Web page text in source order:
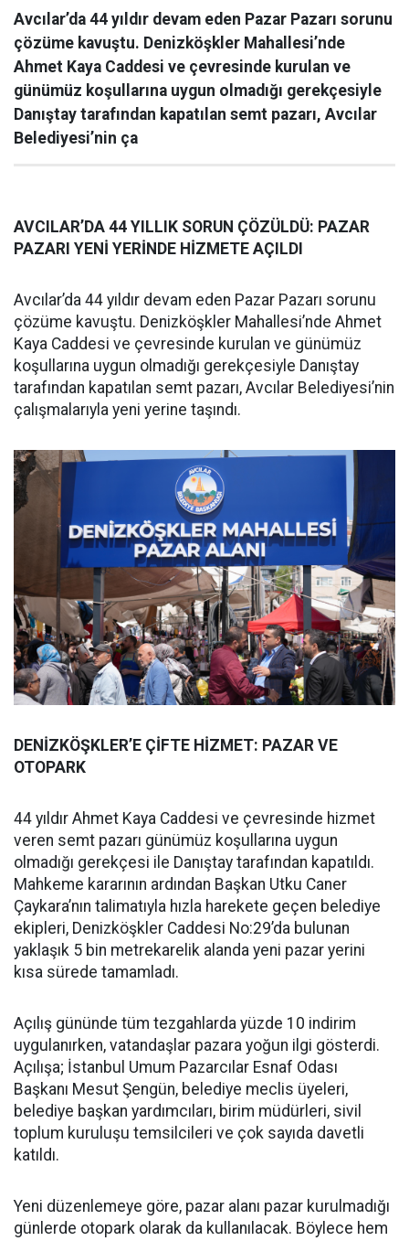
Avcılar’da 44 yıldır devam eden Pazar Pazarı sorunu
çözüme kavuştu. Denizköşkler Mahallesi’nde
Ahmet Kaya Caddesi ve çevresinde kurulan ve
günümüz koşullarına uygun olmadığı gerekçesiyle
Danıştay tarafından kapatılan semt pazarı, Avcılar
Belediyesi’nin ça
AVCILAR’DA 44 YILLIK SORUN ÇÖZÜLDÜ: PAZAR
PAZARI YENİ YERİNDE HİZMETE AÇILDI
Avcılar’da 44 yıldır devam eden Pazar Pazarı sorunu
çözüme kavuştu. Denizköşkler Mahallesi’nde Ahmet
Kaya Caddesi ve çevresinde kurulan ve günümüz
koşullarına uygun olmadığı gerekçesiyle Danıştay
tarafından kapatılan semt pazarı, Avcılar Belediyesi’nin
çalışmalarıyla yeni yerine taşındı.
DENİZKÖŞKLER’E ÇİFTE HİZMET: PAZAR VE
OTOPARK
44 yıldır Ahmet Kaya Caddesi ve çevresinde hizmet
veren semt pazarı günümüz koşullarına uygun
olmadığı gerekçesi ile Danıştay tarafından kapatıldı.
Mahkeme kararının ardından Başkan Utku Caner
Çaykara’nın talimatıyla hızla harekete geçen belediye
ekipleri, Denizköşkler Caddesi No:29’da bulunan
yaklaşık 5 bin metrekarelik alanda yeni pazar yerini
kısa sürede tamamladı.
Açılış gününde tüm tezgahlarda yüzde 10 indirim
uygulanırken, vatandaşlar pazara yoğun ilgi gösterdi.
Açılışa; İstanbul Umum Pazarcılar Esnaf Odası
Başkanı Mesut Şengün, belediye meclis üyeleri,
belediye başkan yardımcıları, birim müdürleri, sivil
toplum kuruluşu temsilcileri ve çok sayıda davetli
katıldı.
Yeni düzenlemeye göre, pazar alanı pazar kurulmadığı
günlerde otopark olarak da kullanılacak. Böylece hem